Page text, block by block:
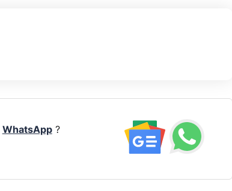
WhatsApp?